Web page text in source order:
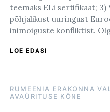
teemaks ELi sertifikaat; 3)
põhjalikust uuringust
inimõiguste konfliktist.
LOE EDASI
RUMEENIA ERAKONNA
AVAÜRITUSE KÕNE